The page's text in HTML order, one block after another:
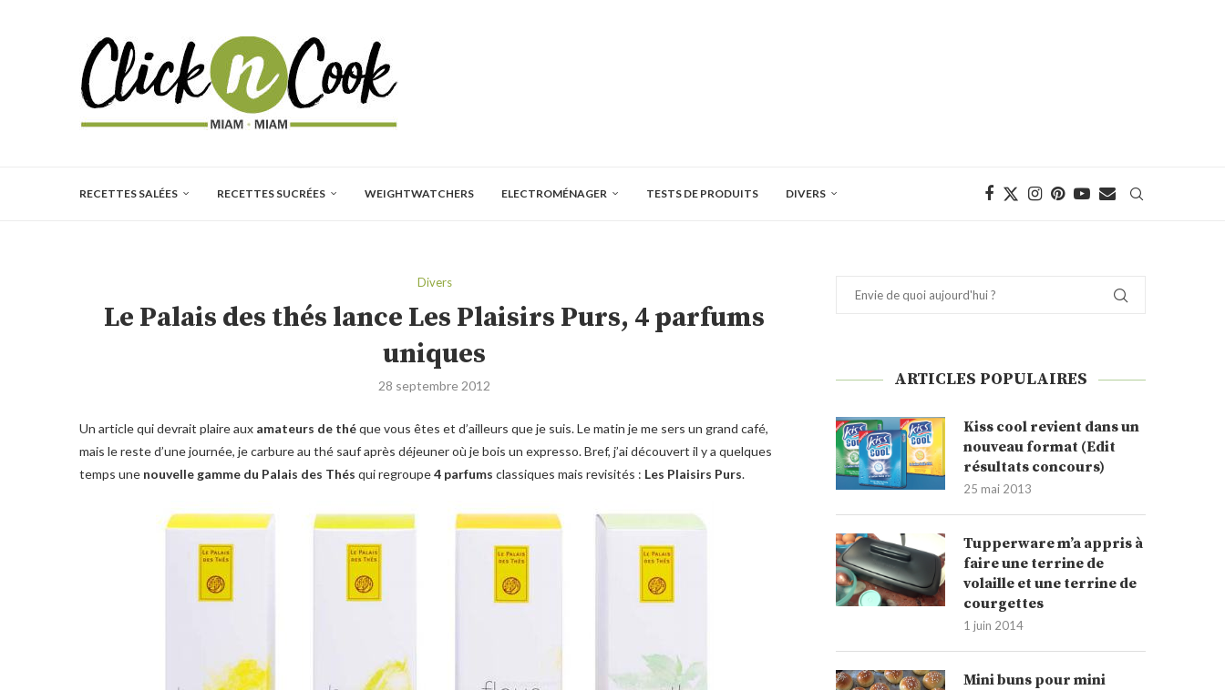
RECETTES SALÉES RECETTES SUCRÉES WEIGHTWATCHERS ELECTROMÉNAGER TESTS DE PRODUITS DIVERS
Divers
Le Palais des thés lance Les Plaisirs Purs, 4 parfums
uniques
28 septembre 2012
Un article qui devrait plaire aux amateurs de théque vous êtes et d’ailleurs que je suis. Le matin je me sers un grand café,
mais le reste d’une journée, je carbure au thé sauf après déjeuner où je bois un expresso. Bref, j’ai découvert il y a quelques
temps une nouvelle gamme du Palais des Thés qui regroupe4 parfums classiques mais revisités : Les Plaisirs Purs.
ARTICLES POPULAIRES
Kiss cool revient dans un
nouveau format (Edit
résultats concours)
25 mai 2013
Tupperware m’a appris à
faire une terrine de
volaille et une terrine de
courgettes
1 juin 2014
Mini buns pour mini